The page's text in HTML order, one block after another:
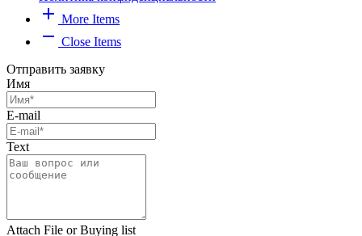
add More Items
remove Close Items
Отправить заявку
Имя
E-mail
Text
Attach File or Buying list